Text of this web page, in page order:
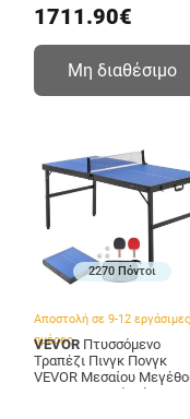
1711.90€
Μη διαθέσιμο
2270 Πόντοι
Αποστολή σε 9-12 εργάσιμες
ημέρες
VEVOR
Τραπέζι Πινγκ Πονγκ
VEVOR Μεσαίου
για Εσωτερικό Χώρο με